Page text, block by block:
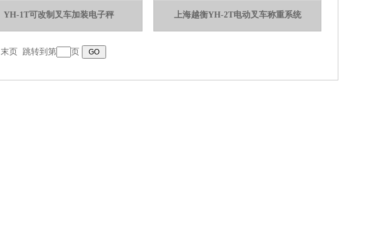
YH-1T可改制叉车加装电子秤 上海越衡YH-2T电动叉车称重系统
末页 跳转到第 页